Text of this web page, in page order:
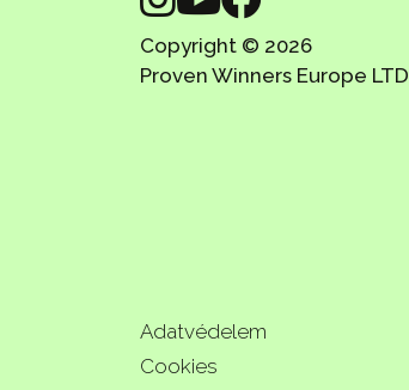
Copyright © 2026
Proven Winners Europe LTD
Adatvédelem
Cookies